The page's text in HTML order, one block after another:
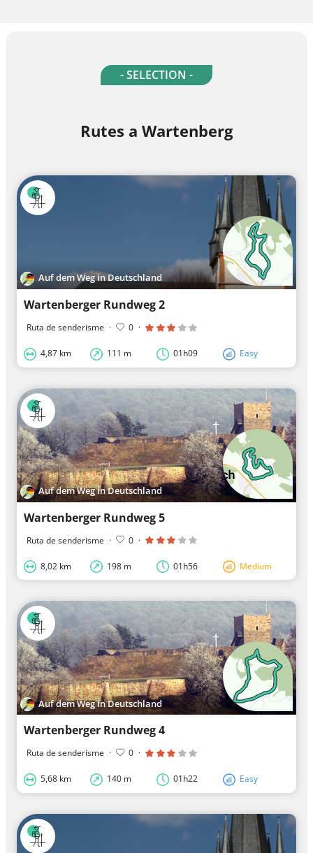
- SELECTION -
Rutes a Wartenberg
Auf dem Weg in Deutschland
Wartenberger Rundweg 2
Ruta de senderisme · 0 ·
4,87 km 111 m 01h09 Easy
Auf dem Weg in Deutschland
Wartenberger Rundweg 5
Ruta de senderisme · 0 ·
8,02 km 198 m 01h56 Medium
Auf dem Weg in Deutschland
Wartenberger Rundweg 4
Ruta de senderisme · 0 ·
5,68 km 140 m 01h22 Easy